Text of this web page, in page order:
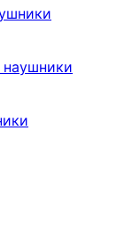
наушники